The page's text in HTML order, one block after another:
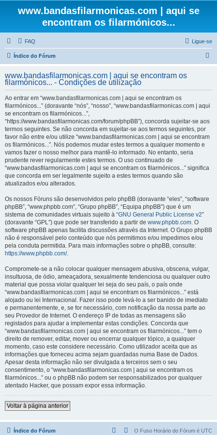
www.bandasfilarmonicas.com | aqui se
encontram os filarmónicos...
FAQ Ligue-se
Índice do Fórum
q
www.bandasfilarmonicas.com | aqui se encontram os
filarmónicos... - Condições de utilização
Ao entrar em “www.bandasfilarmonicas.com | aqui se encontram os
filarmónicos...” (doravante “nós”, “nosso”, “www.bandasfilarmonicas.com | aqui
se encontram os filarmónicos...”,
“https://www.bandasfilarmonicas.com/forum/phpBB”), concorda sujeitar-se aos
termos seguintes. Se não concorda em sujeitar-se aos termos seguintes, por
favor não entre e/ou utilize “www.bandasfilarmonicas.com | aqui se encontram
os filarmónicos...”. Nós podemos mudar estes termos a qualquer momento e
vamos fazer o nosso melhor para mantê-lo informado. No entanto, seria
prudente rever regularmente estes termos. O uso continuado de
“www.bandasfilarmonicas.com | aqui se encontram os filarmónicos...” significa
que concorda em ser legalmente sujeito a estes termos quando são
atualizados e/ou alterados.
Os nossos Fóruns são desenvolvidos pelo phpBB (doravante “eles”, “software
phpBB”, “www.phpbb.com”, “Grupo phpBB”, “Equipa phpBB”) que é um
sistema de comunidades virtuais sujeito à “GNU General Public License v2”
(doravante “GPL”) que pode ser transferido a partir de www.phpbb.com. O
software phpBB apenas facilita discussões através da Internet. O Grupo phpBB
não é responsável pelo conteúdo que nós permitimos e/ou impedimos e/ou
pela conduta permitida. Para mais informações sobre o phpBB, consulte:
https://www.phpbb.com/.
Compromete-se a não colocar qualquer mensagem abusiva, obscena, vulgar,
insultuosa, de ódio, ameaçadora, sexualmente tendenciosa ou qualquer outro
material que possa violar qualquer lei seja do seu país, o país onde
“www.bandasfilarmonicas.com | aqui se encontram os filarmónicos...” está
alojado ou lei Internacional. Fazer isso pode levá-lo a ser banido de imediato
e permanentemente, e, se for necessário, com notificação da nossa parte ao
seu Provedor de Internet. O endereço IP de todas as mensagens são
registados para ajudar a implementar estas condições. Concorda que
“www.bandasfilarmonicas.com | aqui se encontram os filarmónicos...” tem o
direito de remover, editar, mover ou encerrar qualquer tópico, a qualquer
momento, caso este considere necessário. Como utilizador aceita que as
informações que forneceu acima sejam guardadas numa Base de Dados.
Apesar desta informação não ser divulgada a terceiros sem o seu
consentimento, o “www.bandasfilarmonicas.com | aqui se encontram os
filarmónicos...” ou o phpBB não podem ser responsabilizados por qualquer
atentado Hacker, que possam expor essa informação.
Voltar à página anterior
Índice do Fórum O Fuso Horário do Fórum é UTC